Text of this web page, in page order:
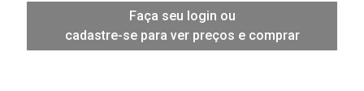
Faça seu login ou
cadastre-se para ver preços e comprar